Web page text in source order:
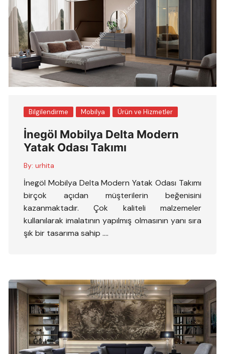
Bilgilendirme Mobilya Ürün ve Hizmetler
İnegöl Mobilya Delta Modern
Yatak Odası Takımı
By: urhita
İnegöl Mobilya Delta Modern Yatak Odası Takımı
birçok açıdan müşterilerin beğenisini
kazanmaktadır. Çok kaliteli malzemeler
kullanılarak imalatının yapılmış olmasının yanı sıra
şık bir tasarıma sahip ….